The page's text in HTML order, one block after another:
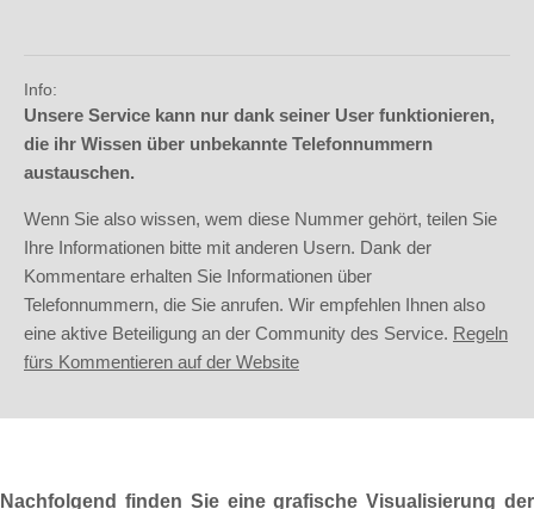
Info:
Unsere Service kann nur dank seiner User funktionieren,
die ihr Wissen über unbekannte Telefonnummern
austauschen.
Wenn Sie also wissen, wem diese Nummer gehört, teilen Sie
Ihre Informationen bitte mit anderen Usern. Dank der
Kommentare erhalten Sie Informationen über
Telefonnummern, die Sie anrufen. Wir empfehlen Ihnen also
eine aktive Beteiligung an der Community des Service. Regeln
fürs Kommentieren auf der Website
Nachfolgend finden Sie eine grafische Visualisierung der